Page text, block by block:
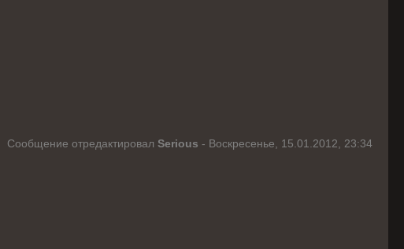
Сообщение отредактировал Serious - Воскресенье, 15.01.2012, 23:34